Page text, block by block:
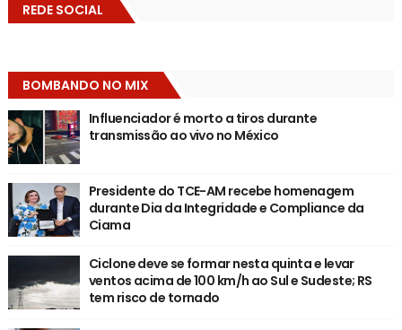
REDE SOCIAL
BOMBANDO NO MIX
Influenciador é morto a tiros durante
transmissão ao vivo no México
Presidente do TCE-AM recebe homenagem
durante Dia da Integridade e Compliance da
Ciama
Ciclone deve se formar nesta quinta e levar
ventos acima de 100 km/h ao Sul e Sudeste; RS
tem risco de tornado